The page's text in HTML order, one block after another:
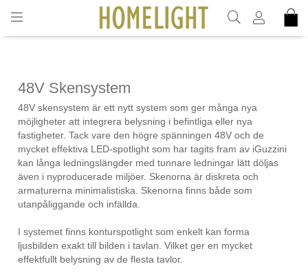
INKL. MOMS
48V Skensystem
48V skensystem är ett nytt system som ger många nya
möjligheter att integrera belysning i befintliga eller nya
fastigheter. Tack vare den högre spänningen 48V och de
mycket effektiva LED-spotlight som har tagits fram av iGuzzini
kan långa ledningslängder med tunnare ledningar lätt döljas
även i nyproducerade miljöer. Skenorna är diskreta och
armaturerna minimalistiska. Skenorna finns både som
utanpåliggande och infällda.
I systemet finns konturspotlight som enkelt kan forma
ljusbilden exakt till bilden i tavlan. Vilket ger en mycket
effektfullt belysning av de flesta tavlor.